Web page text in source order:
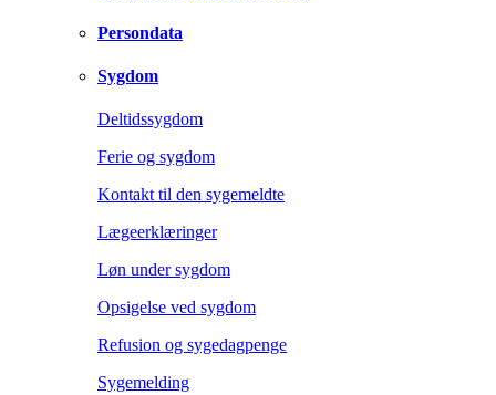
Persondata
Sygdom
Deltidssygdom
Ferie og sygdom
Kontakt til den sygemeldte
Lægeerklæringer
Løn under sygdom
Opsigelse ved sygdom
Refusion og sygedagpenge
Sygemelding